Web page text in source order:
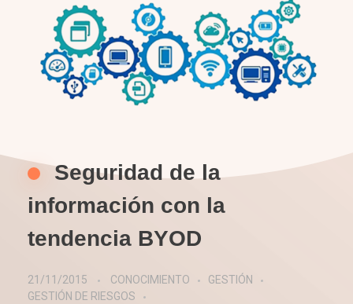
Seguridad de la
información con la
tendencia BYOD
21/11/2015 CONOCIMIENTO
GESTIÓN
GESTIÓN DE RIESGOS